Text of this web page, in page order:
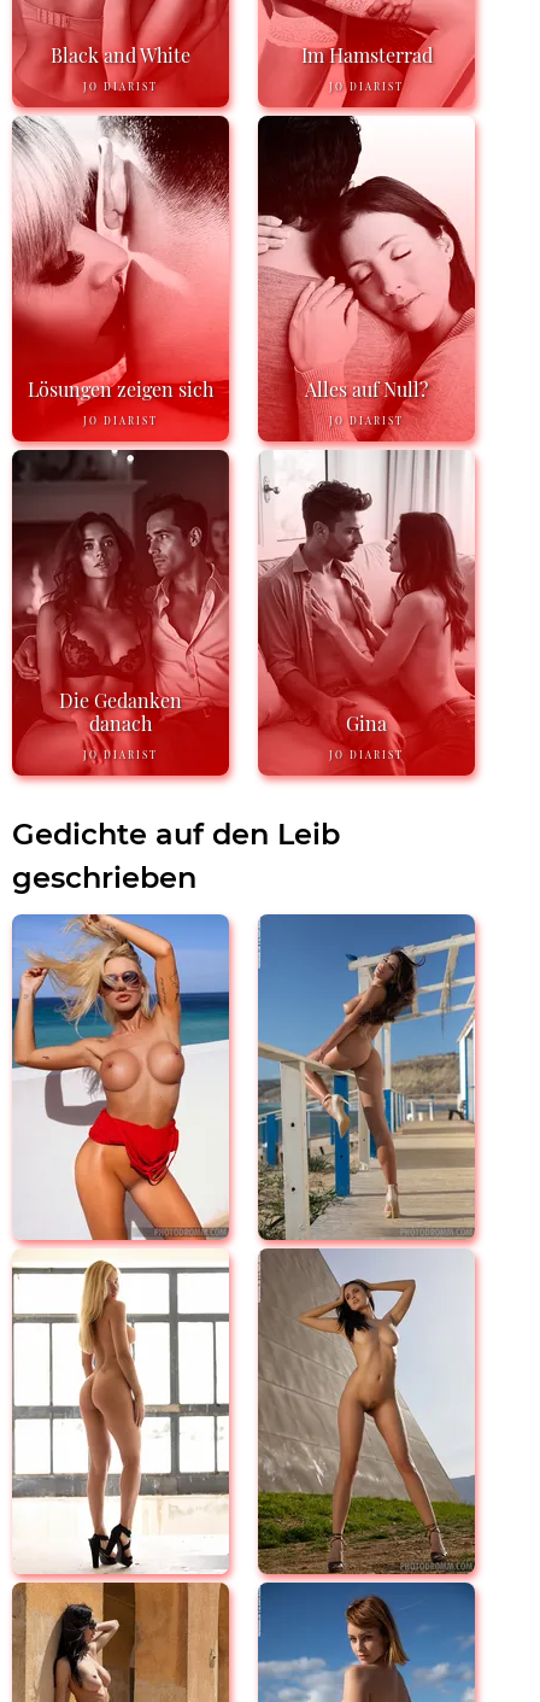
Black and White
JO DIARIST
Im Hamsterrad
JO DIARIST
Lösungen zeigen sich
JO DIARIST
Alles auf Null?
JO DIARIST
Die Gedanken
danach
JO DIARIST
Gina
JO DIARIST
Gedichte auf den Leib
geschrieben